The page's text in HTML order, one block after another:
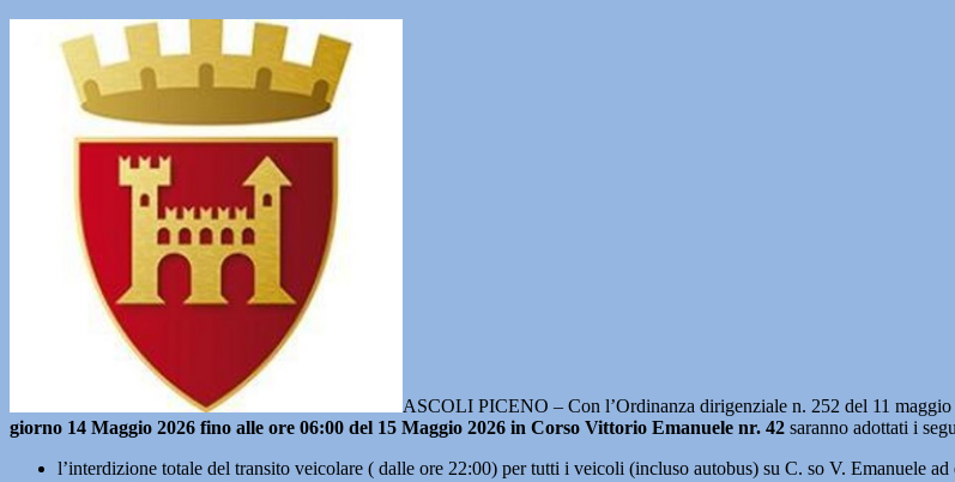
ASCOLI PICENO – Con l’Ordinanza dirigenziale n. 252 del 11
giorno 14 Maggio 2026 fino alle ore 06:00 del 15 Maggio 2026 in Corso Vittorio Emanuele nr. 42 saranno adottati i
l’interdizione totale del transito veicolare ( dalle ore 22:00) per tutti i veicoli (incluso autobus) su C. so V. Emanuele